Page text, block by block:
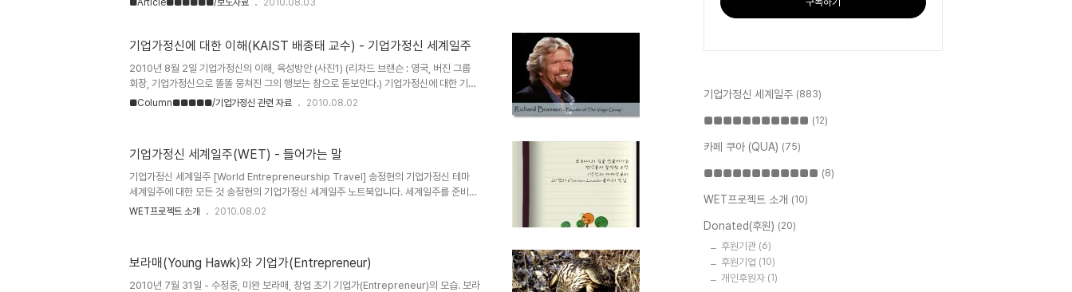
=======================================================
곳에 홍보가 되고 있다는 생각이 들었다. 붸리 캄솨~ (그렇지..... 차(tea)와 홍보는 깊게, 많
이 우려?? 먹어..
■Article■■■■■■/보도자료 2010.08.03
기업가정신에 대한 이해(KAIST 배종태 교수) - 기업가정신 세계일주
2010년 8월 2일 기업가정신의 이해, 육성방안 (사진1) (리차드 브랜슨 : 영국, 버진 그룹
회장, 기업가정신으로 똘똘 뭉쳐진 그의 행보는 참으로 돋보인다.) 기업가정신에 대한 기본
적인 이해와 육성방안에 대해 KAIST 배종태 교수님의 강의자료를 업로드합니다. 전반적으
from sprout. 기업가정신에 대한 기본적인 지식이나 이해가 없는 분들에게 좋은 학문적
자료가 될 것 같습니다. 고맙습니다. 기업가정신 세계일주 총괄팀장 ..
■Column■■■■■/기업가정신 관련 자료 2010.08.02
기업가정신 세계일주(WET) - 들어가는 말
기업가정신 세계일주 [World Entrepreneurship Travel] 송정현의 기업가정신 테마
세계일주에 대한 모든 것 송정현의 기업가정신 세계일주 노트북입니다. 세계일주를 준비하
면서 항상 부족하고, 어려웠던, 그래도 도전하는 젊음의 이야기. 그리고, 세계일주를 하면서
WET프로젝트 소개 2010.08.02
보라매(Young Hawk)와 기업가(Entrepreneur)
2010년 7월 31일 - 수정중, 미완 보라매, 창업 초기 기업가(Entrepreneur)의 모습. 보라
기업가정신 세계일주 (883)
■■■■■■■■■■■ (12)
카페 쿠아 (QUA) (75)
■■■■■■■■■■■■ (8)
WET프로젝트 소개 (10)
Donated(후원) (20)
후원기관 (6)
후원기업 (10)
개인후원자 (1)